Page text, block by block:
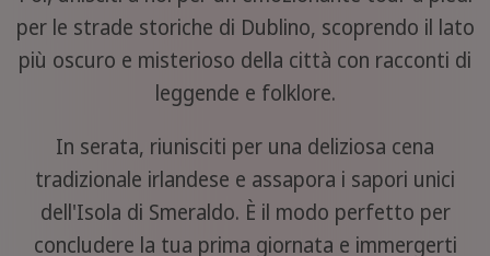
per le strade storiche di Dublino, scoprendo il lato
più oscuro e misterioso della città con racconti di
leggende e folklore.
In serata, riunisciti per una deliziosa cena
tradizionale irlandese e assapora i sapori unici
dell'Isola di Smeraldo. È il modo perfetto per
concludere la tua prima giornata e immergerti